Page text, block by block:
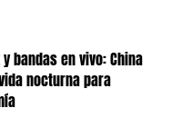
bandas en vivo: China
nocturna para